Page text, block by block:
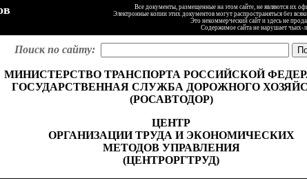
Все документы, размещенные на этом сайте, не являются их
Электронные копии этих документов могут распространяться без
Это некоммерческий сайт и здесь не
Содержимое сайта не нарушает чьих-
Поиск по сайту:
МИНИСТЕРСТВО ТРАНСПОРТА РОССИЙСКОЙ
ГОСУДАРСТВЕННАЯ СЛУЖБА ДОРОЖНОГО
(РОСАВТОДОР)
ЦЕНТР
ОРГАНИЗАЦИИ ТРУДА И ЭКОНОМИЧЕСКИХ
МЕТОДОВ УПРАВЛЕНИЯ
(ЦЕНТРОРГТРУД)